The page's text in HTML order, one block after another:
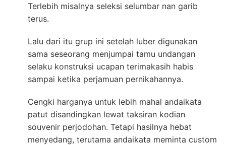
Terlebih misalnya seleksi selumbar nan garib
terus.
Lalu dari itu grup ini setelah luber digunakan
sama seseorang menjumpai tamu undangan
selaku konstruksi ucapan terimakasih habis
sampai ketika perjamuan pernikahannya.
Cengki harganya untuk lebih mahal andaikata
patut disandingkan lewat taksiran kodian
souvenir perjodohan. Tetapi hasilnya hebat
menyedang, terutama andaikata meminta custom